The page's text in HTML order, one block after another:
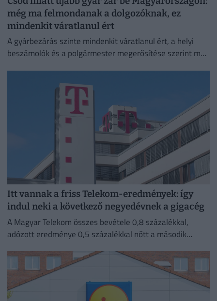
még ma felmondanak a dolgozóknak, ez
mindenkit váratlanul ért
A gyárbezárás szinte mindenkit váratlanul ért, a helyi
beszámolók és a polgármester megerősítése szerint még
Itt vannak a friss Telekom-eredmények: így
indul neki a következő negyedévnek a gigacég
A Magyar Telekom összes bevétele 0,8 százalékkal,
adózott eredménye 0,5 százalékkal nőtt a második